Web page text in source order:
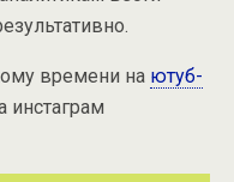
времени на ютуб-
инстаграм